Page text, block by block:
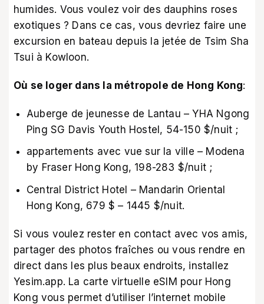
humides. Vous voulez voir des dauphins roses
exotiques ? Dans ce cas, vous devriez faire une
excursion en bateau depuis la jetée de Tsim Sha
Tsui à Kowloon.
Où se loger dans la métropole de Hong Kong:
Auberge de jeunesse de Lantau – YHA Ngong
Ping SG Davis Youth Hostel, 54-150 $/nuit ;
appartements avec vue sur la ville – Modena
by Fraser Hong Kong, 198-283 $/nuit ;
Central District Hotel – Mandarin Oriental
Hong Kong, 679 $ – 1445 $/nuit.
Si vous voulez rester en contact avec vos amis,
partager des photos fraîches ou vous rendre en
direct dans les plus beaux endroits, installez
Yesim.app. La carte virtuelle eSIM pour Hong
Kong vous permet d’utiliser l’internet mobile